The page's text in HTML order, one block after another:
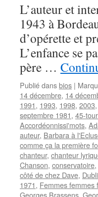
L’auteur et
1943 à
d’opérette et
L’enfance se
père …
Publié dansbios |
14 décembre, 14
1991, 1993, 1998, 2003,
septembre 1981, 45-
Accordéonnissi'mots,
auteur, Barbara à
comme ça la première
chanteur, chanteur
Chanson, conservatoire,
côté de chez Dave,
1971, Femmes femmes
Georges Brassens,